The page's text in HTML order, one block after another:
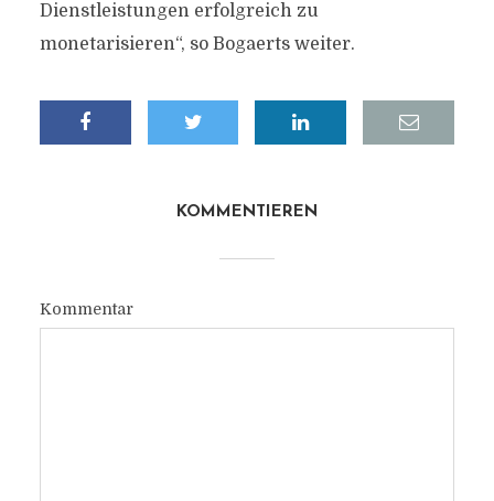
Dienstleistungen erfolgreich zu
monetarisieren“, so Bogaerts weiter.
KOMMENTIEREN
Kommentar